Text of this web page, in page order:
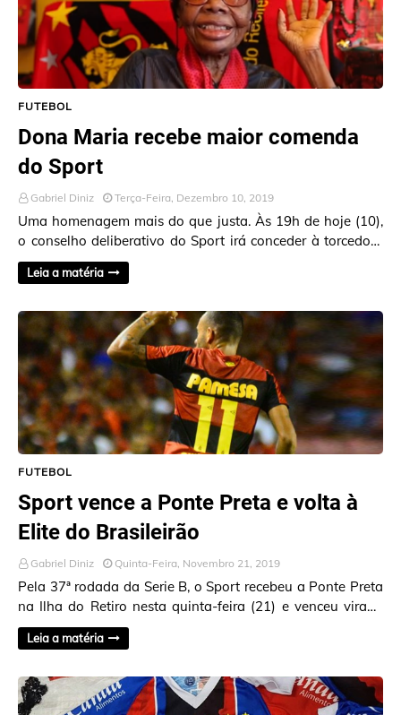
FUTEBOL
Dona Maria recebe maior comenda
do Sport
Gabriel Diniz Terça-Feira, Dezembro 10, 2019
Uma homenagem mais do que justa. Às 19h de hoje (10),
o conselho deliberativo do Sport irá conceder à torcedora
símbolo, Dona Maria José, de 94 a…
Leia a matéria
FUTEBOL
Sport vence a Ponte Preta e volta à
Elite do Brasileirão
Gabriel Diniz Quinta-Feira, Novembro 21, 2019
Pela 37ª rodada da Serie B, o Sport recebeu a Ponte Preta
na Ilha do Retiro nesta quinta-feira (21) e venceu virada
por 2 a 1. Na garra, na luta…
Leia a matéria